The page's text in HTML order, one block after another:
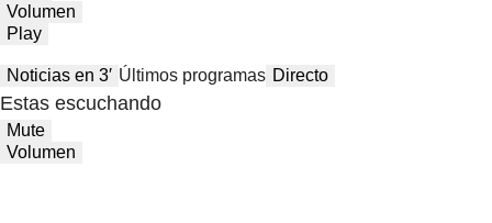
Volumen
Play
Noticias en 3′ Últimos programas Directo
Estas escuchando
Mute
Volumen